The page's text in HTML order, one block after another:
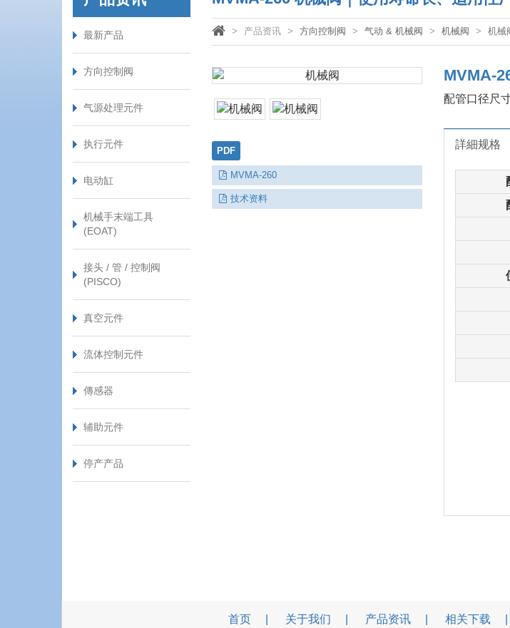
最新产品
方向控制阀
气源处理元件
执行元件
电动缸
机械手末端工具
(EOAT)
接头 / 管 / 控制阀
(PISCO)
真空元件
流体控制元件
傳感器
辅助元件
停产产品
产品资讯 方向控制阀 气动 & 机械阀 机械阀 机械
PDF
MVMA-260
技术资料
MVMA-
配管口径尺
詳細规格
首页 关于我们 产品资讯 相关下载